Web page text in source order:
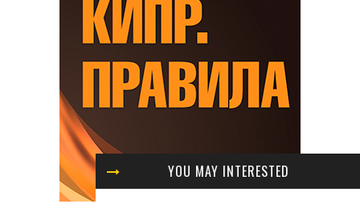
YOU MAY INTERESTED